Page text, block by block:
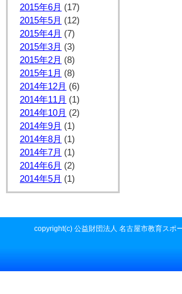
2015年6月 (17)
2015年5月 (12)
2015年4月 (7)
2015年3月 (3)
2015年2月 (8)
2015年1月 (8)
2014年12月 (6)
2014年11月 (1)
2014年10月 (2)
2014年9月 (1)
2014年8月 (1)
2014年7月 (1)
2014年6月 (2)
2014年5月 (1)
copyright(c) 公益財団法人 名古屋市教育スポ